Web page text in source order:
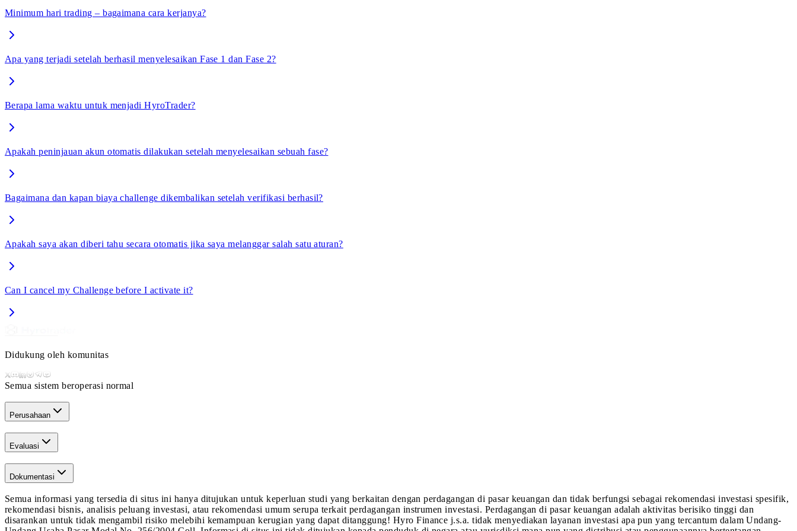
Minimum hari trading – bagaimana cara kerjanya?
Apa yang terjadi setelah berhasil menyelesaikan Fase 1 dan Fase 2?
Berapa lama waktu untuk menjadi HyroTrader?
Apakah peninjauan akun otomatis dilakukan setelah menyelesaikan sebuah fase?
Bagaimana dan kapan biaya challenge dikembalikan setelah verifikasi berhasil?
Apakah saya akan diberi tahu secara otomatis jika saya melanggar salah satu aturan?
Can I cancel my Challenge before I activate it?
Didukung oleh komunitas
Semua sistem beroperasi normal
Perusahaan
Evaluasi
Dokumentasi
Semua informasi yang tersedia di situs ini hanya ditujukan untuk keperluan studi yang berkaitan dengan perdagangan di pasar keuangan dan tidak berfungsi sebagai rekomendasi investasi spesifik,
rekomendasi bisnis, analisis peluang investasi, atau rekomendasi umum serupa terkait perdagangan instrumen investasi. Perdagangan di pasar keuangan adalah aktivitas berisiko tinggi dan
disarankan untuk tidak mengambil risiko melebihi kemampuan kerugian yang dapat ditanggung! Hyro Finance j.s.a. tidak menyediakan layanan investasi apa pun yang tercantum dalam Undang-